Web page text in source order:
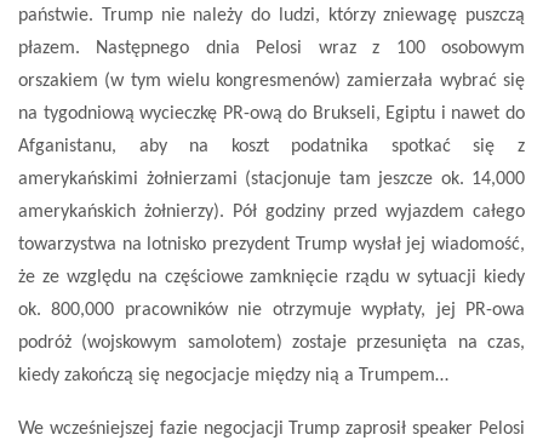
państwie. Trump nie należy do ludzi, którzy zniewagę puszczą
płazem. Następnego dnia Pelosi wraz z 100 osobowym
orszakiem (w tym wielu kongresmenów) zamierzała wybrać się
na tygodniową wycieczkę PR-ową do Brukseli, Egiptu i nawet do
Afganistanu, aby na koszt podatnika spotkać się z
amerykańskimi żołnierzami (stacjonuje tam jeszcze ok. 14,000
amerykańskich żołnierzy). Pół godziny przed wyjazdem całego
towarzystwa na lotnisko prezydent Trump wysłał jej wiadomość,
że ze względu na częściowe zamknięcie rządu w sytuacji kiedy
ok. 800,000 pracowników nie otrzymuje wypłaty, jej PR-owa
podróż (wojskowym samolotem) zostaje przesunięta na czas,
kiedy zakończą się negocjacje między nią a Trumpem…
We wcześniejszej fazie negocjacji Trump zaprosił speaker Pelosi